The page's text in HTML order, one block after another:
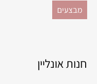
מבצעים
חנות אונליין